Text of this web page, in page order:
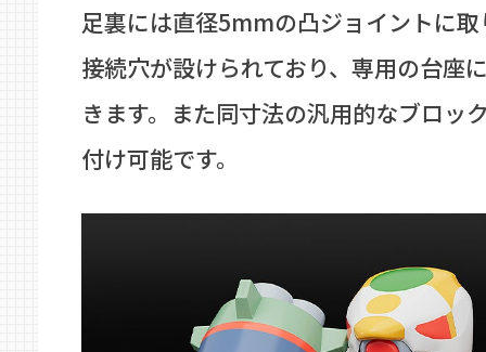
足裏には直径5mmの凸ジョイントに
接続穴が設けられており、専用の台座
きます。また同寸法の汎用的なブロッ
付け可能です。